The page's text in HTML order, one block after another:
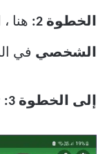
الخطوة 2: هنا
الشخصي في
إلى الخطوة 3: